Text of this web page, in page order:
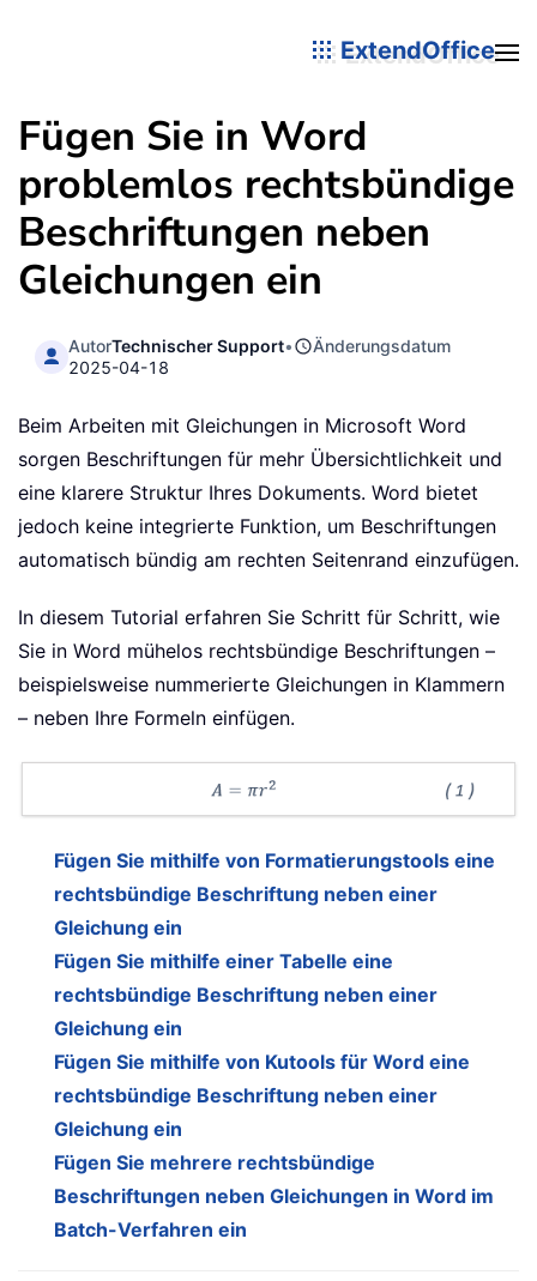
ExtendOffice
Fügen Sie in Word
problemlos rechtsbündige
Beschriftungen neben
Gleichungen ein
AutorTechnischer Support•
Änderungsdatum
2025-04-18
Beim Arbeiten mit Gleichungen in Microsoft Word
sorgen Beschriftungen für mehr Übersichtlichkeit und
eine klarere Struktur Ihres Dokuments. Word bietet
jedoch keine integrierte Funktion, um Beschriftungen
automatisch bündig am rechten Seitenrand einzufügen.
In diesem Tutorial erfahren Sie Schritt für Schritt, wie
Sie in Word mühelos rechtsbündige Beschriftungen –
beispielsweise nummerierte Gleichungen in Klammern
– neben Ihre Formeln einfügen.
Fügen Sie mithilfe von Formatierungstools eine
rechtsbündige Beschriftung neben einer
Gleichung ein
Fügen Sie mithilfe einer Tabelle eine
rechtsbündige Beschriftung neben einer
Gleichung ein
Fügen Sie mithilfe von Kutools für Word eine
rechtsbündige Beschriftung neben einer
Gleichung ein
Fügen Sie mehrere rechtsbündige
Beschriftungen neben Gleichungen in Word im
Batch-Verfahren ein